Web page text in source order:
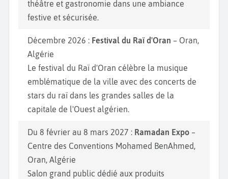
théâtre et gastronomie dans une ambiance
festive et sécurisée.
Décembre 2026 : Festival du Raï d'Oran – Oran,
Algérie
Le festival du Raï d'Oran célèbre la musique
emblématique de la ville avec des concerts de
stars du raï dans les grandes salles de la
capitale de l'Ouest algérien.
Du 8 février au 8 mars 2027 : Ramadan Expo –
Centre des Conventions Mohamed BenAhmed,
Oran, Algérie
Salon grand public dédié aux produits